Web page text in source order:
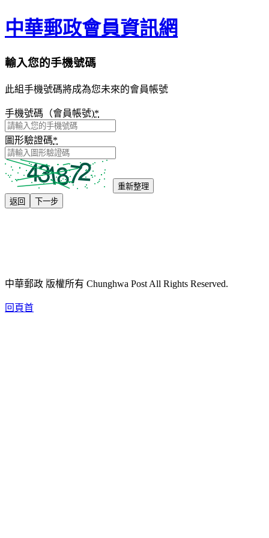
中華郵政會員資訊網
輸入您的手機號碼
此組手機號碼將成為您未來的會員帳號
手機號碼（會員帳號)*
圖形驗證碼*
重新整理
返回
下一步
中華郵政 版權所有 Chunghwa Post All Rights Reserved.
回頁首